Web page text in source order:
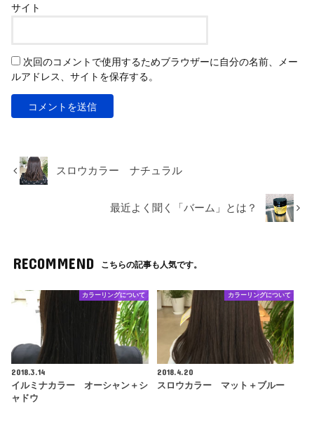
サイト
次回のコメントで使用するためブラウザーに自分の名前、メー
ルアドレス、サイトを保存する。
スロウカラー ナチュラル
最近よく聞く「バーム」とは？
RECOMMEND こちらの記事も人気です。
カラーリングについて
2018.3.14
イルミナカラー オーシャン＋シ
ャドウ
カラーリングについて
2018.4.20
スロウカラー マット＋ブルー